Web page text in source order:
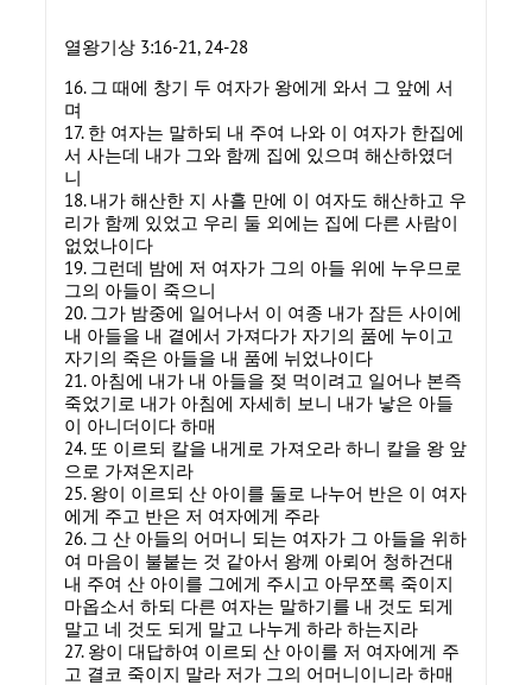
열왕기상 3:16-21, 24-28
16. 그 때에 창기 두 여자가 왕에게 와서 그 앞에 서
며
17. 한 여자는 말하되 내 주여 나와 이 여자가 한집에
서 사는데 내가 그와 함께 집에 있으며 해산하였더
니
18. 내가 해산한 지 사흘 만에 이 여자도 해산하고 우
리가 함께 있었고 우리 둘 외에는 집에 다른 사람이
없었나이다
19. 그런데 밤에 저 여자가 그의 아들 위에 누우므로
그의 아들이 죽으니
20. 그가 밤중에 일어나서 이 여종 내가 잠든 사이에
내 아들을 내 곁에서 가져다가 자기의 품에 누이고
자기의 죽은 아들을 내 품에 뉘었나이다
21. 아침에 내가 내 아들을 젖 먹이려고 일어나 본즉
죽었기로 내가 아침에 자세히 보니 내가 낳은 아들
이 아니더이다 하매
24. 또 이르되 칼을 내게로 가져오라 하니 칼을 왕 앞
으로 가져온지라
25. 왕이 이르되 산 아이를 둘로 나누어 반은 이 여자
에게 주고 반은 저 여자에게 주라
26. 그 산 아들의 어머니 되는 여자가 그 아들을 위하
여 마음이 불붙는 것 같아서 왕께 아뢰어 청하건대
내 주여 산 아이를 그에게 주시고 아무쪼록 죽이지
마옵소서 하되 다른 여자는 말하기를 내 것도 되게
말고 네 것도 되게 말고 나누게 하라 하는지라
27. 왕이 대답하여 이르되 산 아이를 저 여자에게 주
고 결코 죽이지 말라 저가 그의 어머니이니라 하매